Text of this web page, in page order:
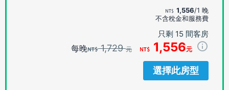
1,556/1 晚
不含稅金和服務費
只剩 15 間客房
每晚 1,729元 1,556元
選擇此房型